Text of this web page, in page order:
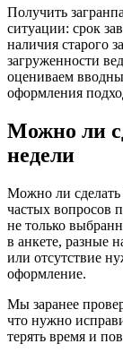
Получить
ситуации: срок
наличия старого
загруженности
оцениваем
оформления
Можно ли
недели
Можно ли сделать
частых вопросов
не только
в анкете, разные
или отсутствие
оформление.
Мы заранее
что нужно
терять время и